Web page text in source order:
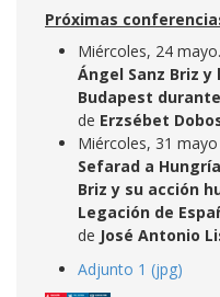
Próximas
Miércoles, 24 mayo.
Ángel Sanz Briz
Budapest
de Erzsébet
Miércoles, 31
Sefarad a
Briz y su acción
Legación de
de José Antonio
Adjunto 1 (jpg)